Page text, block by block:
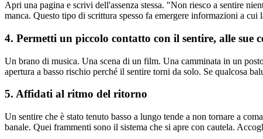
Apri una pagina e scrivi dell'assenza stessa. "Non riesco a sentire
manca. Questo tipo di scrittura spesso fa emergere informazioni a
4. Permetti un piccolo contatto con il sentire, alle sue
Un brano di musica. Una scena di un film. Una camminata in un
apertura a basso rischio perché il sentire torni da solo. Se qualcosa
5. Affidati al ritmo del ritorno
Un sentire che è stato tenuto basso a lungo tende a non tornare a
banale. Quei frammenti sono il sistema che si apre con cautela.